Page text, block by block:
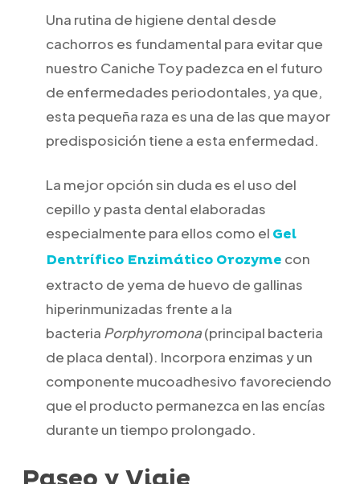
Una rutina de higiene dental desde
cachorros es fundamental para evitar que
nuestro Caniche Toy padezca en el futuro
de enfermedades periodontales, ya que,
esta pequeña raza es una de las que mayor
predisposición tiene a esta enfermedad.
La mejor opción sin duda es el uso del
cepillo y pasta dental elaboradas
especialmente para ellos como el Gel
Dentrífico Enzimático Orozyme con
extracto de yema de huevo de gallinas
hiperinmunizadas frente a la
bacteria Porphyromona(principal bacteria
de placa dental). Incorpora enzimas y un
componente mucoadhesivo favoreciendo
que el producto permanezca en las encías
durante un tiempo prolongado.